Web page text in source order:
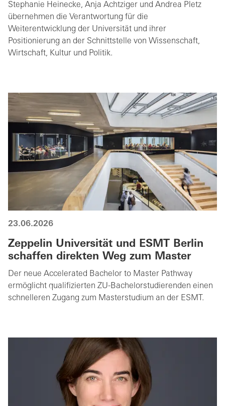
Stephanie Heinecke, Anja Achtziger und Andrea Pletz
übernehmen die Verantwortung für die
Weiterentwicklung der Universität und ihrer
Positionierung an der Schnittstelle von Wissenschaft,
Wirtschaft, Kultur und Politik.
23.06.2026
Zeppelin Universität und ESMT Berlin
schaffen direkten Weg zum Master
Der neue Accelerated Bachelor to Master Pathway
ermöglicht qualifizierten ZU-Bachelorstudierenden einen
schnelleren Zugang zum Masterstudium an der ESMT.